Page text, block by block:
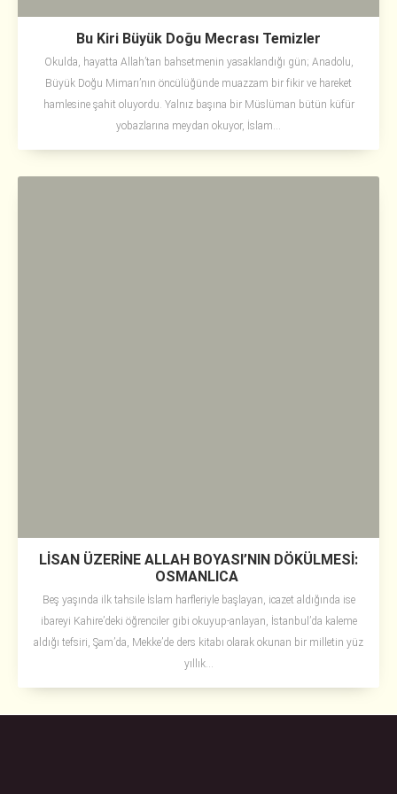
Bu Kiri Büyük Doğu Mecrası Temizler
Okulda, hayatta Allah’tan bahsetmenin yasaklandığı gün; Anadolu,
Büyük Doğu Mimarı’nın öncülüğünde muazzam bir fikir ve hareket
hamlesine şahit oluyordu. Yalnız başına bir Müslüman bütün küfür
yobazlarına meydan okuyor, İslam...
LİSAN ÜZERİNE ALLAH BOYASI’NIN DÖKÜLMESİ:
OSMANLICA
Beş yaşında ilk tahsile İslam harfleriyle başlayan, icazet aldığında ise
ibareyi Kahire’deki öğrenciler gibi okuyup-anlayan, İstanbul’da kaleme
aldığı tefsiri, Şam’da, Mekke’de ders kitabı olarak okunan bir milletin yüz
yıllık...